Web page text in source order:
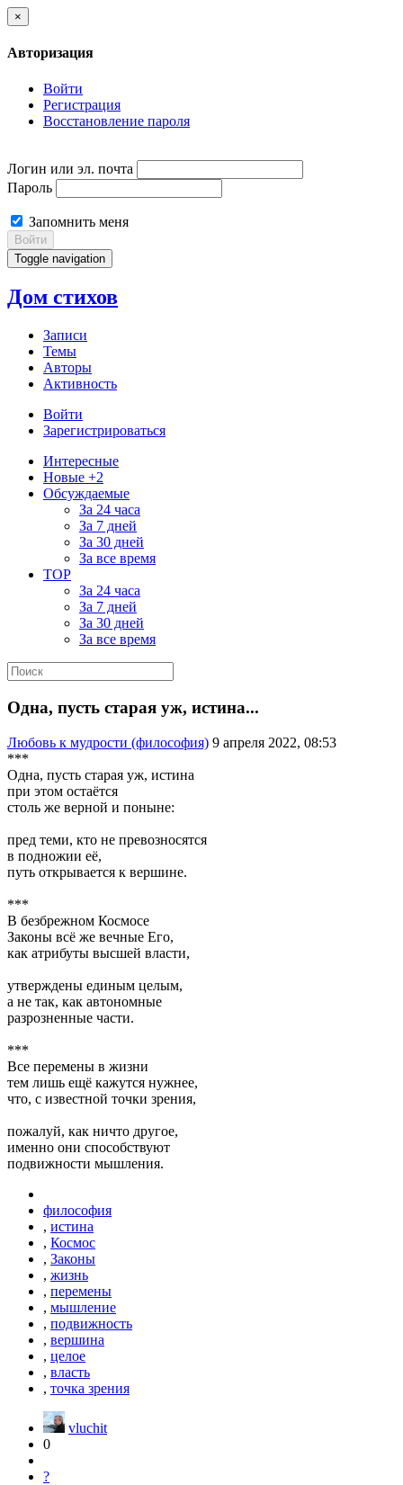
×
Авторизация
Войти
Регистрация
Восстановление пароля
Логин или эл. почта
Пароль
Запомнить меня
Войти
Toggle navigation
Дом стихов
Записи
Темы
Авторы
Активность
Войти
Зарегистрироваться
Интересные
Новые +2
Обсуждаемые
За 24 часа
За 7 дней
За 30 дней
За все время
TOP
За 24 часа
За 7 дней
За 30 дней
За все время
Одна, пусть старая уж, истина...
Любовь к мудрости (философия) 9 апреля 2022, 08:53
***
Одна, пусть старая уж, истина
при этом остаётся
столь же верной и поныне:
пред теми, кто не превозносятся
в подножии её,
путь открывается к вершине.
***
В безбрежном Космосе
Законы всё же вечные Его,
как атрибуты высшей власти,
утверждены единым целым,
а не так, как автономные
разрозненные части.
***
Все перемены в жизни
тем лишь ещё кажутся нужнее,
что, с известной точки зрения,
пожалуй, как ничто другое,
именно они способствуют
подвижности мышления.
философия
, истина
, Космос
, Законы
, жизнь
, перемены
, мышление
, подвижность
, вершина
, целое
, власть
, точка зрения
vluchit
0
?